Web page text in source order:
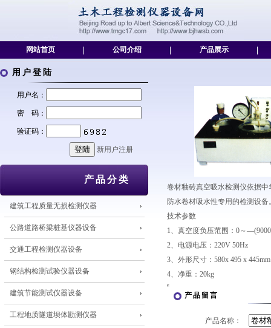
网站首页 公司介绍 产品展示
用户登陆
用户名：
密 码：
验证码：
新用户注册
产品分类
建筑工程质量无损检测仪器
公路道路桥梁桩基仪器设备
交通工程检测仪器设备
钢结构检测试验仪器设备
建筑节能测试仪器设备
工程地质隧道坝体勘测仪器
卷材釉砖真空吸水检测仪依据
防水卷材吸水性专用的检测设
技术参数
1、真空度负压范围：0～
2、电源电压：220V 50Hz
3、外形尺寸：580x 495 x 445mm
4、净重：20kg
产品留言
产品名称：